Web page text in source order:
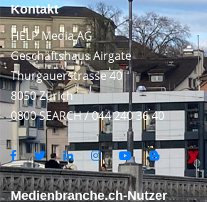
Kontakt
HELP Media AG
Geschäftshaus Airgate
Thurgauerstrasse 40
8050 Zürich
0800 SEARCH / 044 240 36 40
Medienbranche.ch-Nutzer